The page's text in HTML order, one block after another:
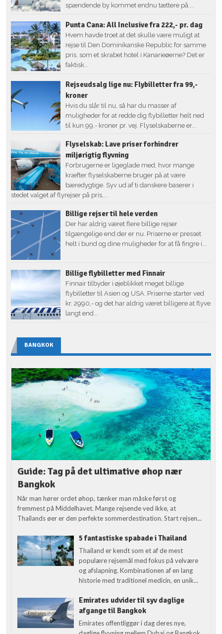
spændende by kommet endnu tættere på....
Punta Cana: All Inclusive fra 222,- pr. dag
Hvem havde troet at det skulle være muligt at
rejse til Den Dominikanske Republic for samme
pris, som et skrabet hotel i Kanarieøerne? Det er
faktisk...
Rejseudsalg lige nu: Flybilletter fra 99,-
kroner
Hvis du slår til nu, så har du masser af
muligheder for at redde dig flybilletter helt ned
til kun 99,- kroner pr. vej. Flyselskaberne er...
Flyselskab: Lave priser forhindrer
miljørigtig flyvning
Forbrugerne er ligeglade med, hvor mange
kræfter flyselskaberne bruger på at være
bæredygtige. Syv ud af ti danskere baserer i
stedet valget af flyrejser på pris,...
Billige rejser til hele verden
Der har aldrig været flere billige rejser
tilgængelige end der er nu. Priserne er presset
helt i bund og dine muligheder for at få fingre i...
Billige flybilletter med Finnair
Finnair tilbyder i øjeblikket meget billige
flybilletter til Asien og USA. Priserne starter ved
kr. 2990,- og det har aldrig været billigere at flyve
langt end...
BANGKOK
Guide: Tag på det ultimative øhop nær
Bangkok
Når man hører ordet øhop, tænker man måske først og
fremmest på Middelhavet. Mange rejsende ved ikke, at
Thailands øer er den perfekte sommerdestination. Start rejsen...
5 fantastiske spabade i Thailand
Thailand er kendt som et af de mest
populære rejsemål med fokus på velvære
og afslapning. Kombinationen af en lang
historie med traditionel medicin, en unik...
Emirates udvider til syv daglige
afgange til Bangkok
Emirates offentliggør i dag deres nye,